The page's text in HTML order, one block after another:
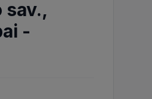
sav.,
-